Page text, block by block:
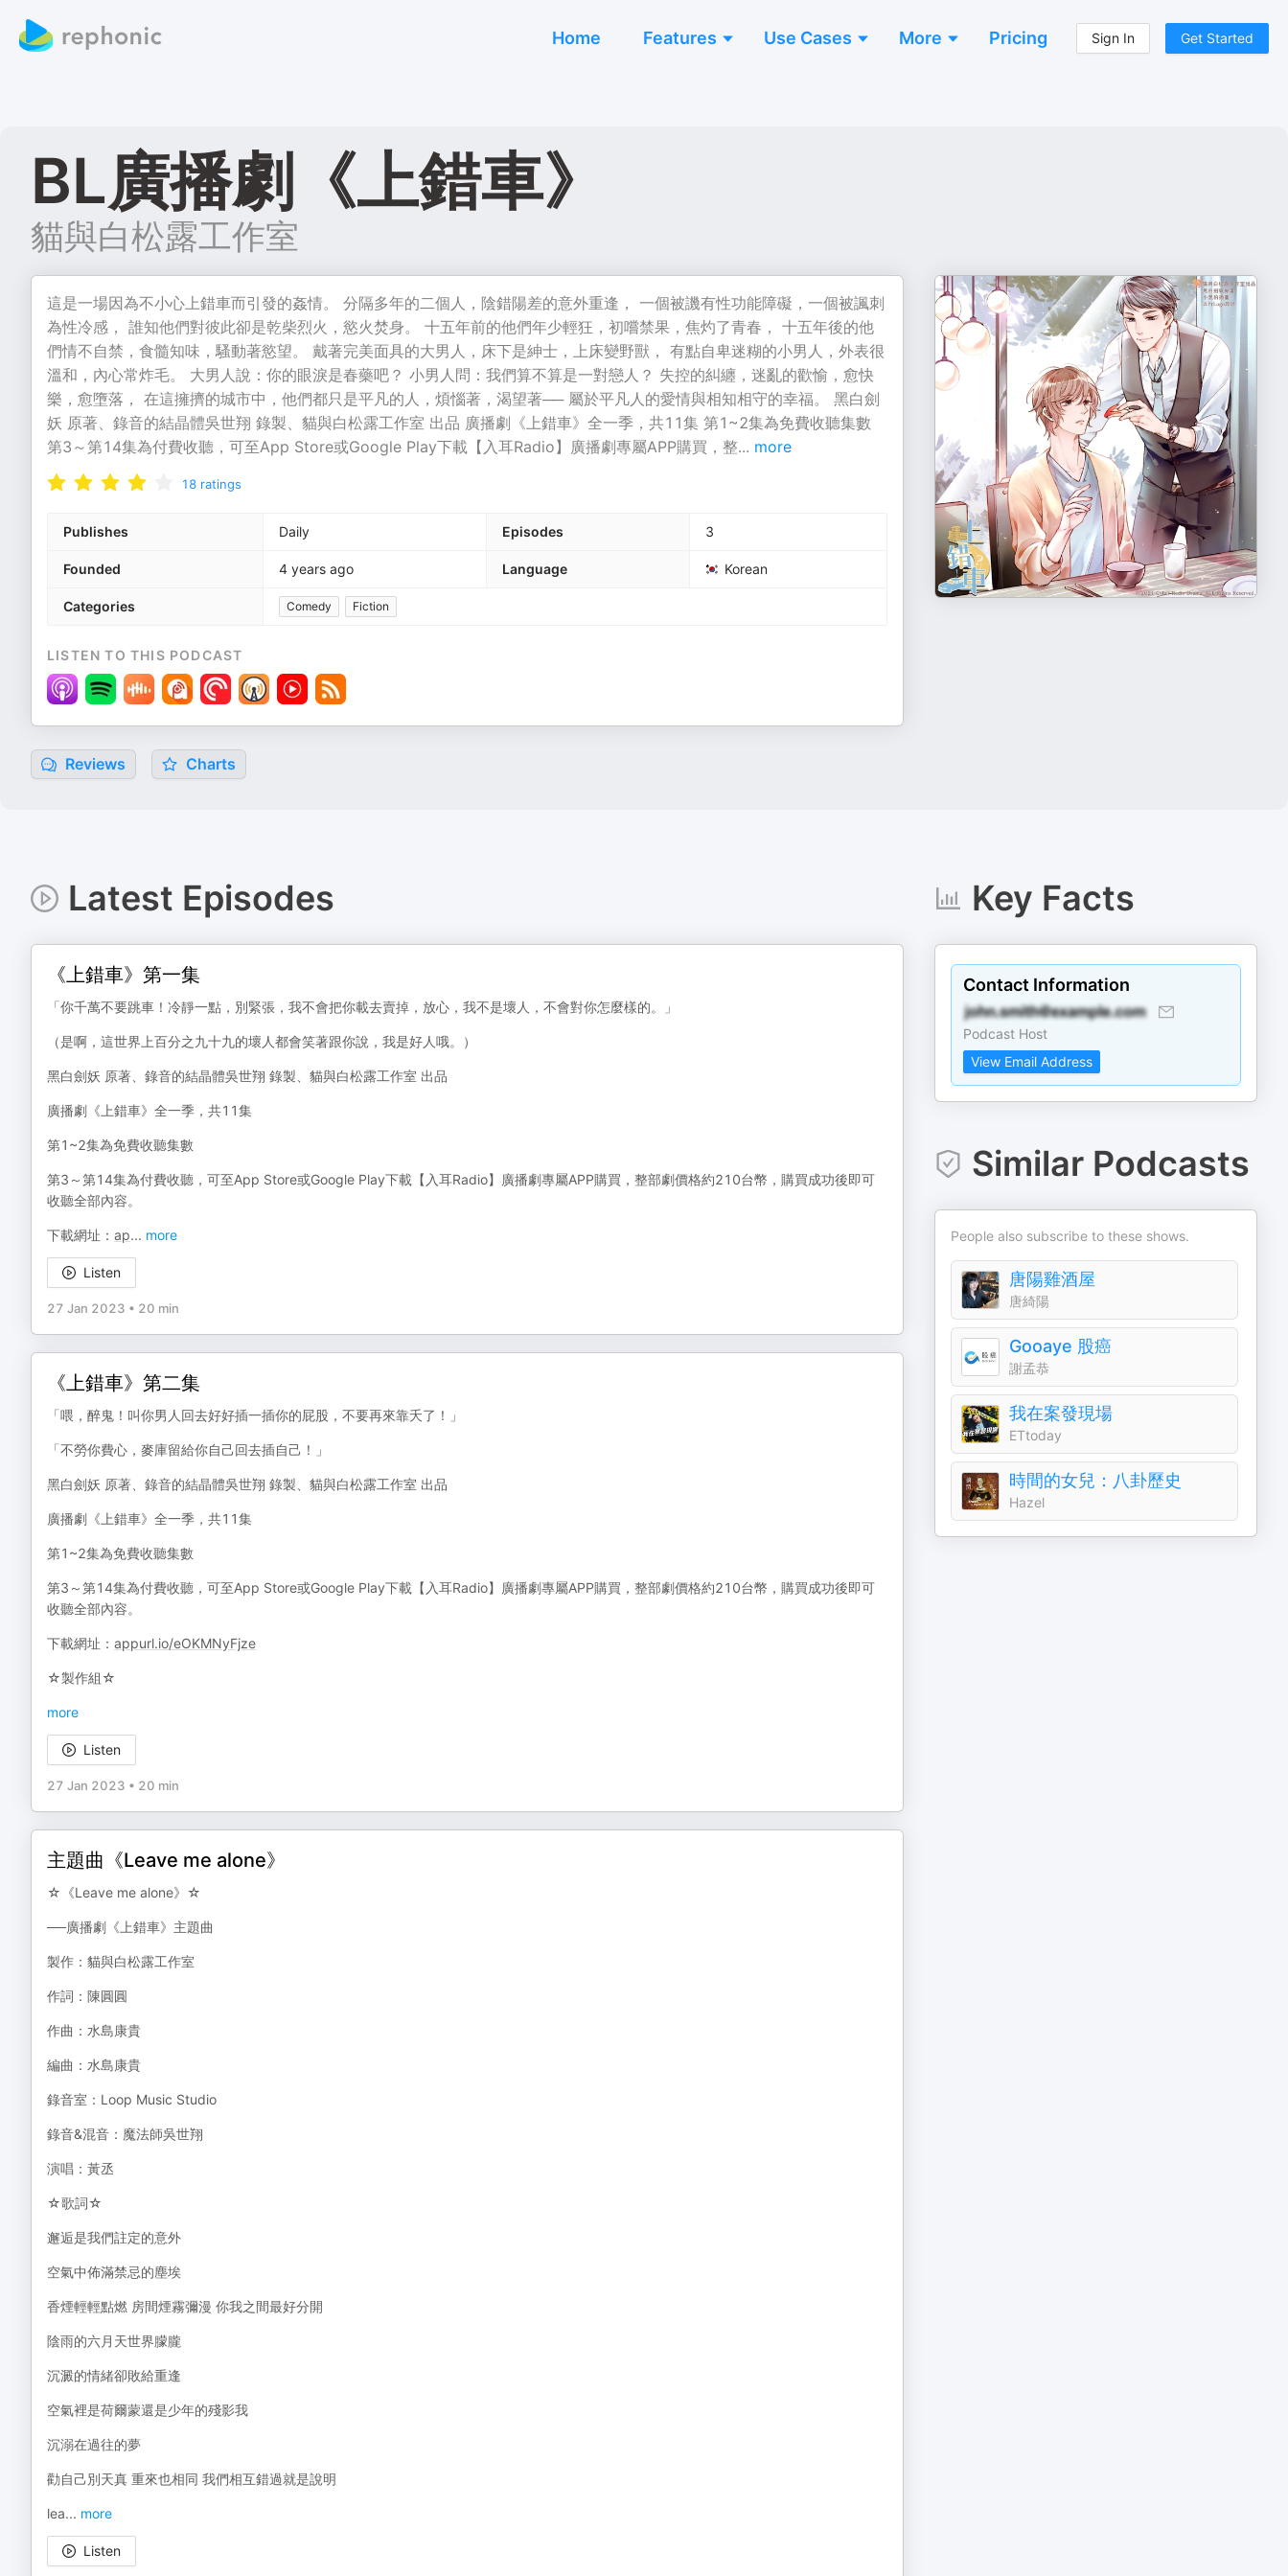
Home Features Use Cases More Pricing Sign In Get Started
BL廣播劇《上錯車》
貓與白松露工作室
這是一場因為不小心上錯車而引發的姦情。 分隔多年的二個人，陰錯陽差的意外重逢， 一個被譏有性功能障礙，一個被諷刺
為性冷感， 誰知他們對彼此卻是乾柴烈火，慾火焚身。 十五年前的他們年少輕狂，初嚐禁果，焦灼了青春， 十五年後的他
們情不自禁，食髓知味，騷動著慾望。 戴著完美面具的大男人，床下是紳士，上床變野獸， 有點自卑迷糊的小男人，外表很
溫和，內心常炸毛。 大男人說：你的眼淚是春藥吧？ 小男人問：我們算不算是一對戀人？ 失控的糾纏，迷亂的歡愉，愈快
樂，愈墮落， 在這擁擠的城市中，他們都只是平凡的人，煩惱著，渴望著── 屬於平凡人的愛情與相知相守的幸福。 黑白劍
妖 原著、錄音的結晶體吳世翔 錄製、貓與白松露工作室 出品 廣播劇《上錯車》全一季，共11集 第1~2集為免費收聽集數
第3～第14集為付費收聽，可至App Store或Google Play下載【入耳Radio】廣播劇專屬APP購買，整... more
18 ratings
Publishes Daily Episodes 3
Founded 4 years ago Language Korean
Categories Comedy Fiction
LISTEN TO THIS PODCAST
Reviews Charts
Latest Episodes
《上錯車》第一集
「你千萬不要跳車！冷靜一點，別緊張，我不會把你載去賣掉，放心，我不是壞人，不會對你怎麼樣的。」
（是啊，這世界上百分之九十九的壞人都會笑著跟你說，我是好人哦。）
黑白劍妖 原著、錄音的結晶體吳世翔 錄製、貓與白松露工作室 出品
廣播劇《上錯車》全一季，共11集
第1~2集為免費收聽集數
第3～第14集為付費收聽，可至App Store或Google Play下載【入耳Radio】廣播劇專屬APP購買，整部劇價格約210台幣，購買成功後即可
收聽全部內容。
下載網址： ap... more
Listen
27 Jan 2023 • 20 min
《上錯車》第二集
「喂，醉鬼！叫你男人回去好好插一插你的屁股，不要再來靠夭了！」
「不勞你費心，麥庫留給你自己回去插自己！」
黑白劍妖 原著、錄音的結晶體吳世翔 錄製、貓與白松露工作室 出品
廣播劇《上錯車》全一季，共11集
第1~2集為免費收聽集數
第3～第14集為付費收聽，可至App Store或Google Play下載【入耳Radio】廣播劇專屬APP購買，整部劇價格約210台幣，購買成功後即可
收聽全部內容。
下載網址： appurl.io/eOKMNyFjze
☆製作組☆
more
Listen
27 Jan 2023 • 20 min
主題曲《Leave me alone》
☆《Leave me alone》☆
──廣播劇《上錯車》主題曲
製作：貓與白松露工作室
作詞：陳圓圓
作曲：水島康貴
編曲：水島康貴
錄音室：Loop Music Studio
錄音&混音：魔法師吳世翔
演唱：黃丞
☆歌詞☆
邂逅是我們註定的意外
空氣中佈滿禁忌的塵埃
香煙輕輕點燃 房間煙霧彌漫 你我之間最好分開
陰雨的六月天世界朦朧
沉澱的情緒卻敗給重逢
空氣裡是荷爾蒙還是少年的殘影我
沉溺在過往的夢
勸自己別天真 重來也相同 我們相互錯過就是說明
lea... more
Listen
Key Facts
Contact Information
Podcast Host
View Email Address
Similar Podcasts
People also subscribe to these shows.
唐陽雞酒屋
唐綺陽
Gooaye 股癌
謝孟恭
我在案發現場
ETtoday
時間的女兒：八卦歷史
Hazel